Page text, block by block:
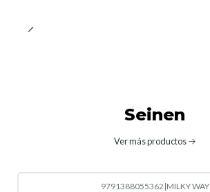
Seinen
Ver más productos
9791388055362 |MILKY WAY